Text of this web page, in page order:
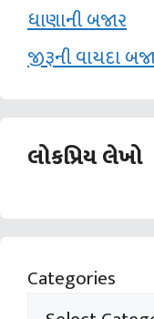
ધાણાની બજાર
જીરૂની વાયદા
લોકપ્રિય લેખો
Categories